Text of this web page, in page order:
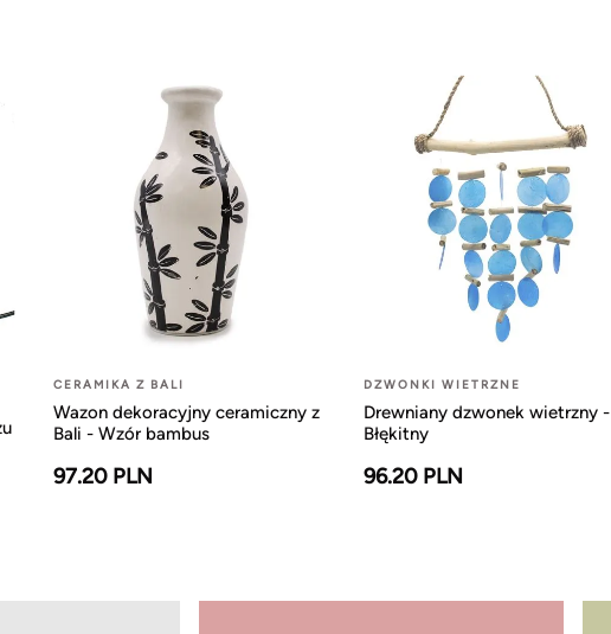
CERAMIKA Z BALI
Wazon dekoracyjny ceramiczny z
Bali - Wzór bambus
97.20 PLN
DZWONKI WIETRZNE
Drewniany dzwonek wietrzny -
Błękitny
96.20 PLN